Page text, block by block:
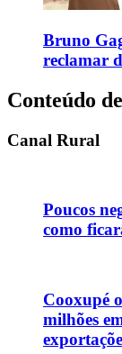
Bruno
reclamar
Conteúdo
Canal Rural
Poucos
como
Cooxupé
milhões